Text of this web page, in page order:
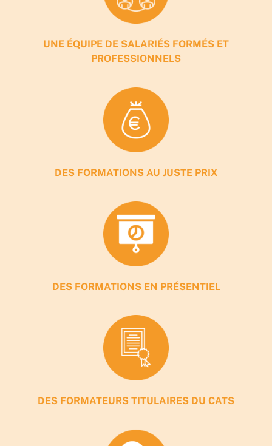
UNE ÉQUIPE DE SALARIÉS FORMÉS ET
PROFESSIONNELS
DES FORMATIONS AU JUSTE PRIX
DES FORMATIONS EN PRÉSENTIEL
DES FORMATEURS TITULAIRES DU CATS